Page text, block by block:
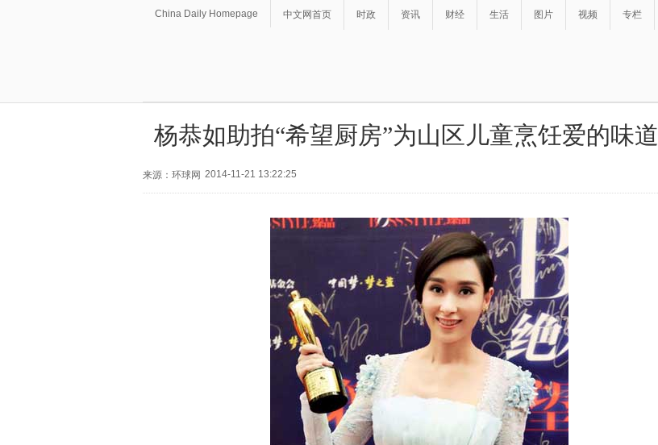
China Daily Homepage 中文网首页 时政 资讯 财经 生活 图片 视频 专栏
杨恭如助拍“希望厨房”为山区儿童烹饪爱的味道
来源：环球网 2014-11-21 13:22:25